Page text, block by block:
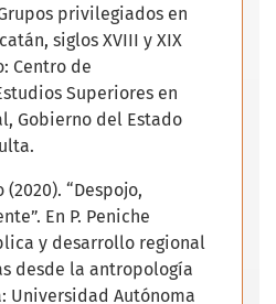
privilegiados en
siglos XVIII y XIX
Centro de
Superiores en
Gobierno del Estado
“Despojo,
En P. Peniche
y desarrollo regional
desde la antropología
Universidad Autónoma